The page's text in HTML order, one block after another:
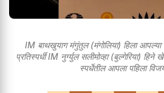
IM बाथखुयाग मंगुंतुल (मंगोलिया) हिला
प्रतिस्पर्धी IM नुर्ग्युल सलीमोव्हा (बुल्गेरिया)
स्पर्धेतील आपला पहिला